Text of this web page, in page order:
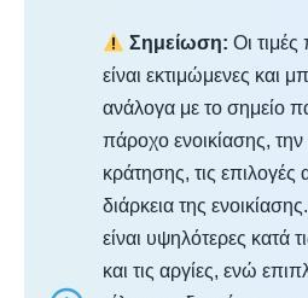
Σημείωση: Οι
είναι εκτιμώμενες και
ανάλογα με το σημείο
πάροχο ενοικίασης,
κράτησης, τις επιλογές
διάρκεια της
είναι υψηλότερες κατά
και τις αργίες, ενώ